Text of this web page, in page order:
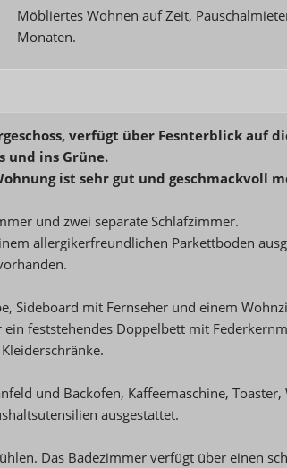
Möbliertes Wohnen auf Zeit,
Monaten.
verfügt über Fesnterblick auf
und ins Grüne.
ist sehr gut und geschmackvoll
und zwei separate Schlafzimmer.
allergikerfreundlichen Parkettboden
Sideboard mit Fernseher und einem
feststehendes Doppelbett mit
und Backofen, Kaffeemaschine, Toaster,
ausgestattet.
Das Badezimmer verfügt über einen